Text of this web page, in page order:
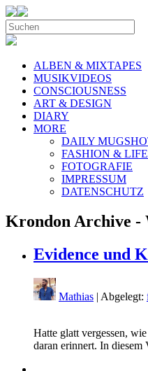
ALBEN & MIXTAPES
MUSIKVIDEOS
CONSCIOUSNESS
ART & DESIGN
DIARY
MORE
DAILY
FASHION &
FOTOGRAFIE
IMPRESSUM
DATENSCHUTZ
Krondon Archive -
Evidence und
Mathias | Abgelegt:
Hatte glatt vergessen,
daran erinnert. In diesem